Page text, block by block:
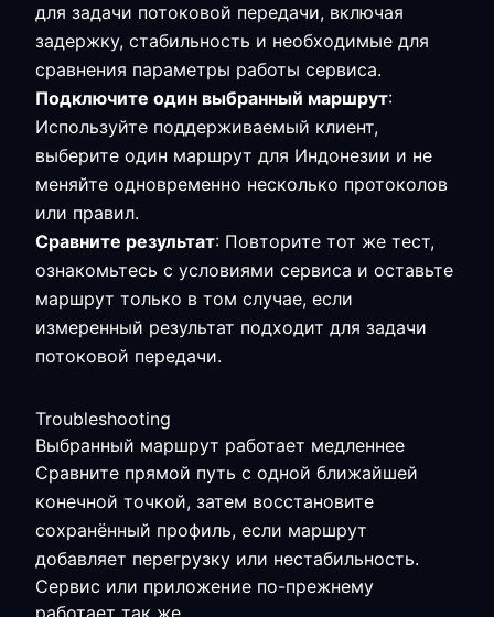
для задачи потоковой передачи, включая
задержку, стабильность и необходимые для
сравнения параметры работы сервиса.
Подключите один выбранный маршрут:
Используйте поддерживаемый клиент,
выберите один маршрут для Индонезии и не
меняйте одновременно несколько протоколов
или правил.
Сравните результат: Повторите тот же тест,
ознакомьтесь с условиями сервиса и оставьте
маршрут только в том случае, если
измеренный результат подходит для задачи
потоковой передачи.
Troubleshooting
Выбранный маршрут работает медленнее
Сравните прямой путь с одной ближайшей
конечной точкой, затем восстановите
сохранённый профиль, если маршрут
добавляет перегрузку или нестабильность.
Сервис или приложение по-прежнему
работает так же